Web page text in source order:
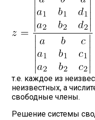
т.е. каждое из
неизвестных, а
свободные члены.
Решение системы